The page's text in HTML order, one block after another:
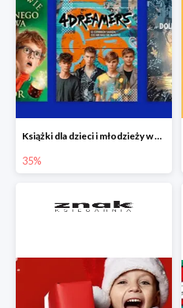
Książki dla dzieci i młodzieży w Księgarni Znak do -35%
35%